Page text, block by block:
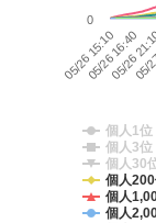
05/26 15:1005/26
05/26 16:40
0
個人1位
個人3位
個人30
個人
個人
個人